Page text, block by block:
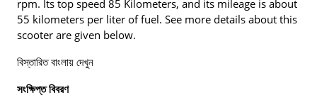
rpm. Its top speed 85 Kilometers, and its mileage is about
55 kilometers per liter of fuel. See more details about this
scooter are given below.
বিস্তারিত বাংলায় দেখুন
সংক্ষিপ্ত বিবরণ